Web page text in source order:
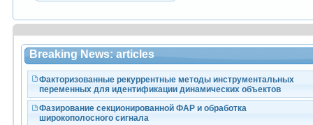
Breaking News: articles
Факторизованные рекуррентные методы инструментальных
переменных для идентификации динамических объектов
Фазирование секционированной ФАР и обработка
широкополосного сигнала